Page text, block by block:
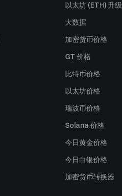
以太坊 (ETH) 升级
大数据
加密货币价格
GT 价格
比特币价格
以太坊价格
瑞波币价格
Solana 价格
今日黄金价格
今日白银价格
加密货币转换器